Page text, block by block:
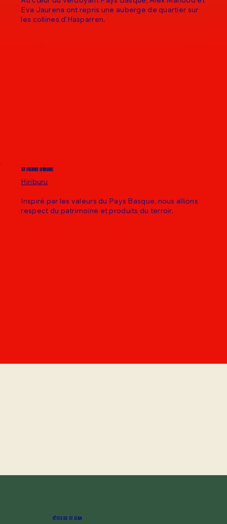
Eva Jaurena ont repris une auberge de quartier sur
les collines d’Hasparren.
ST PIERRE D'IRUBE
Hiriburu
Inspiré par les valeurs du Pays Basque, nous allions
respect du patrimoine et produits du terroir.
FÊTES DE ST JEAN